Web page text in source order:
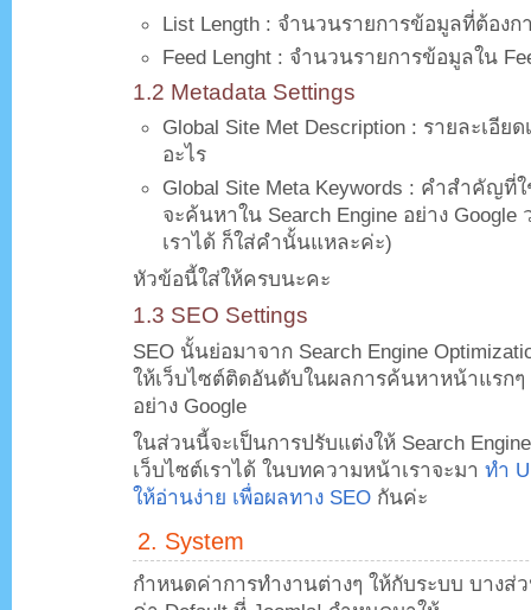
List Length : จำนวนรายการข้อมูลที่ต้องก
Feed Lenght : จำนวนรายการข้อมูลใน
1.2 Metadata Settings
Global Site Met Description : รายละเอีย
อะไร
Global Site Meta Keywords : คำสำคัญ
จะค้นหาใน Search Engine อย่าง Google
เราได้ ก็ใส่คำนั้นแหละค่ะ)
หัวข้อนี้ใส่ให้ครบนะคะ
1.3 SEO Settings
SEO นั้นย่อมาจาก Search Engine
ให้เว็บไซต์ติดอันดับในผลการค้นหาหน้าแรกๆ
อย่าง Google
ในส่วนนี้จะเป็นการปรับแต่งให้ Search
เว็บไซต์เราได้ ในบทความหน้าเราจะมา ทำ
ให้อ่านง่าย เพื่อผลทาง SEO กันค่ะ
2. System
กำหนดค่าการทำงานต่างๆ ให้กับระบบ บางส่